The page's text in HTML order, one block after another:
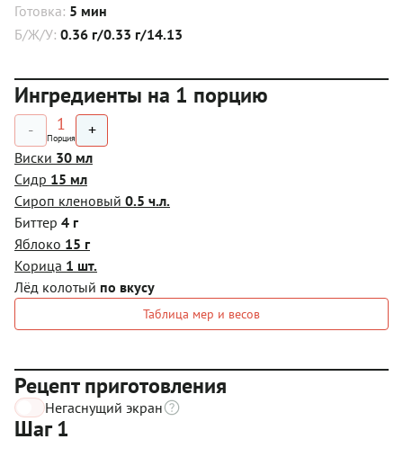
Готовка: 5 мин
Б/Ж/У: 0.36 г/0.33 г/14.13
Ингредиенты на 1 порцию
- 1
Порция +
Виски 30 мл
Сидр 15 мл
Сироп кленовый 0.5 ч.л.
Биттер 4 г
Яблоко 15 г
Корица 1 шт.
Лёд колотый по вкусу
Таблица мер и весов
Рецепт приготовления
Негаснущий экран
Шаг 1